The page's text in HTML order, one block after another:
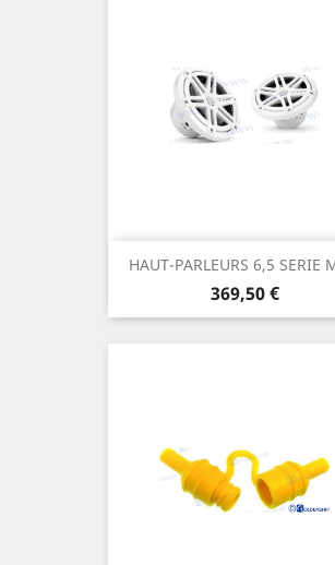
HAUT-PARLEURS 6,5 SERIE
Prix
369,50 €